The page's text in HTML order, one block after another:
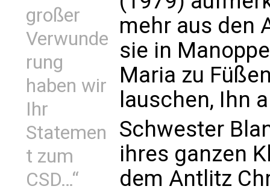
großer
Verwunde
rung
haben wir
Ihr
Statemen
t zum
CSD…“
mehr aus den
sie in
Maria zu
lauschen, Ihn
Schwester
ihres ganzen
dem Antlitz